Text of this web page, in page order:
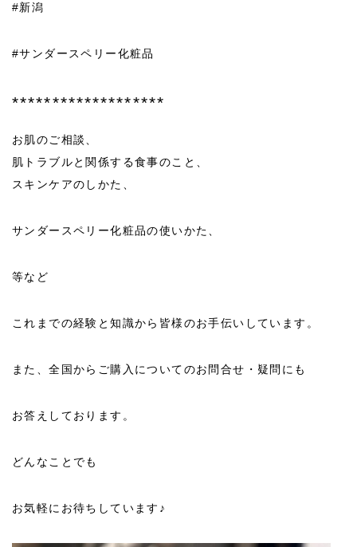
#新潟
#サンダースペリー化粧品
*******************
お肌のご相談、
肌トラブルと関係する食事のこと、
スキンケアのしかた、
サンダースペリー化粧品の使いかた、
等など
これまでの経験と知識から皆様のお手伝いしています。
また、全国からご購入についてのお問合せ・疑問にも
お答えしております。
どんなことでも
お気軽にお待ちしています♪